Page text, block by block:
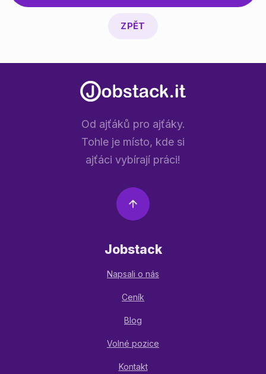
ZPĚT
Od ajťáků pro ajťáky.
Tohle je místo, kde si
ajťáci vybírají práci!
Jobstack
Napsali o nás
Ceník
Blog
Volné pozice
Kontakt